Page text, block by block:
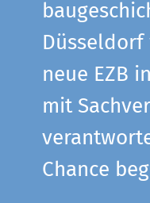
neue EZB
mit
Chance